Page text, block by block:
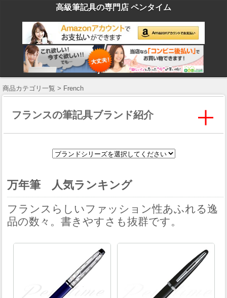
高級筆記具の専門店 ペンタイム
商品カテゴリ一覧 > French
フランスの筆記具ブランド紹介
万年筆 人気ランキング
フランスらしいファッション性あふれる逸
品の数々。書きやすさも抜群です。